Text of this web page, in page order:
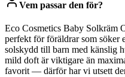
Vem passar den för?
Eco Cosmetics Baby Solkräm
perfekt för föräldrar som söker
solskydd till barn med känslig
mild doft är viktigare än
favorit — därför har vi utsett